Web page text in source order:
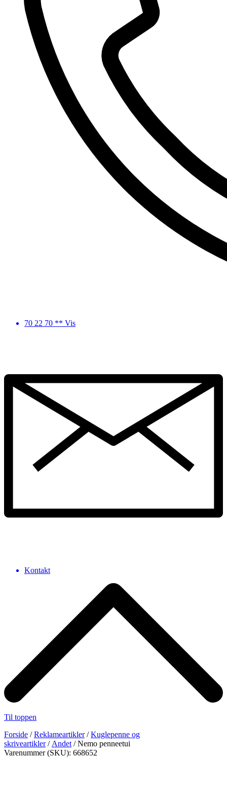
70 22 70 ** Vis
Kontakt
Til toppen
Forside /Reklameartikler/Kuglepenne og
skriveartikler/ Andet / Nemo penneetui
Varenummer (SKU): 668652